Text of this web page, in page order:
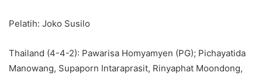
Pelatih: Joko Susilo
Thailand (4-4-2): Pawarisa Homyamyen (PG); Pichayatida
Manowang, Supaporn Intaraprasit, Rinyaphat Moondong,